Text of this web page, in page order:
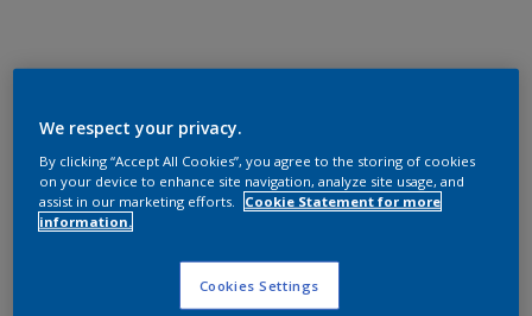
We respect your privacy.
By clicking “Accept All Cookies”, you agree to the storing of cookies
on your device to enhance site navigation, analyze site usage, and
assist in our marketing efforts.
Cookie Statement for more
information.
Cookies Settings